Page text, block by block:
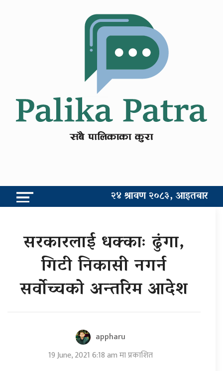
२४ श्रावण २०८३, आइतबार
सरकारलाई धक्काः ढुंगा,
गिटी निकासी नगर्न
सर्वोच्चको अन्तरिम आदेश
appharu
19 June, 2021 6:18 am मा प्रकाशित